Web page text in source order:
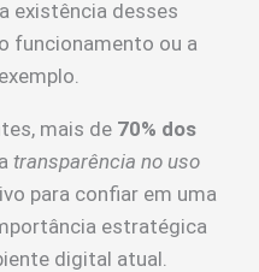
existência desses
funcionamento ou a
mais de 70% dos
transparência no uso
para confiar em uma
estratégica
digital atual.